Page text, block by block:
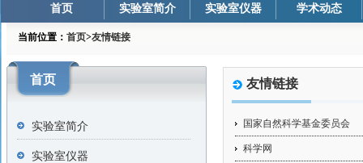
首页 实验室简介 实验室仪器 学术动态
当前位置：首页>友情链接
首页
实验室简介
实验室仪器
友情链接
国家自然科学基金委员会
科学网